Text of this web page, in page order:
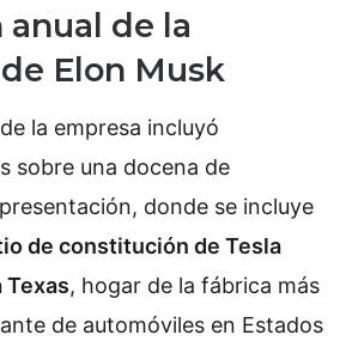
anual de la
Elon Musk
la empresa incluyó
sobre una docena de
donde se incluye
de constitución de Tesla
Texas, hogar de la fábrica más
de automóviles en Estados